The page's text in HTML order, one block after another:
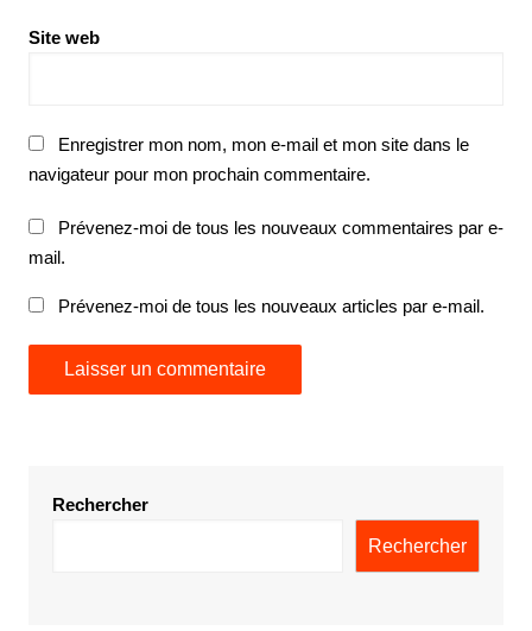
Site web
Enregistrer mon nom, mon e-mail et mon site dans le
navigateur pour mon prochain commentaire.
Prévenez-moi de tous les nouveaux commentaires par e-
mail.
Prévenez-moi de tous les nouveaux articles par e-mail.
Rechercher
Rechercher